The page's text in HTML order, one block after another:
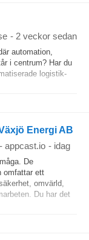
- 2 veckor sedan
automation,
i centrum? Har du
logistik-
Energi AB
- appcast.io - idag
De
omfattar ett
omvärld,
Du har det